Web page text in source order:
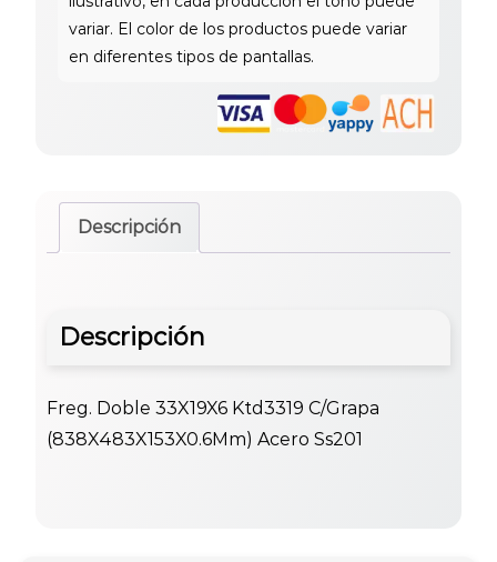
Descripción
Descripción
Freg. Doble 33X19X6 Ktd3319 C/Grapa
(838X483X153X0.6Mm) Acero Ss201